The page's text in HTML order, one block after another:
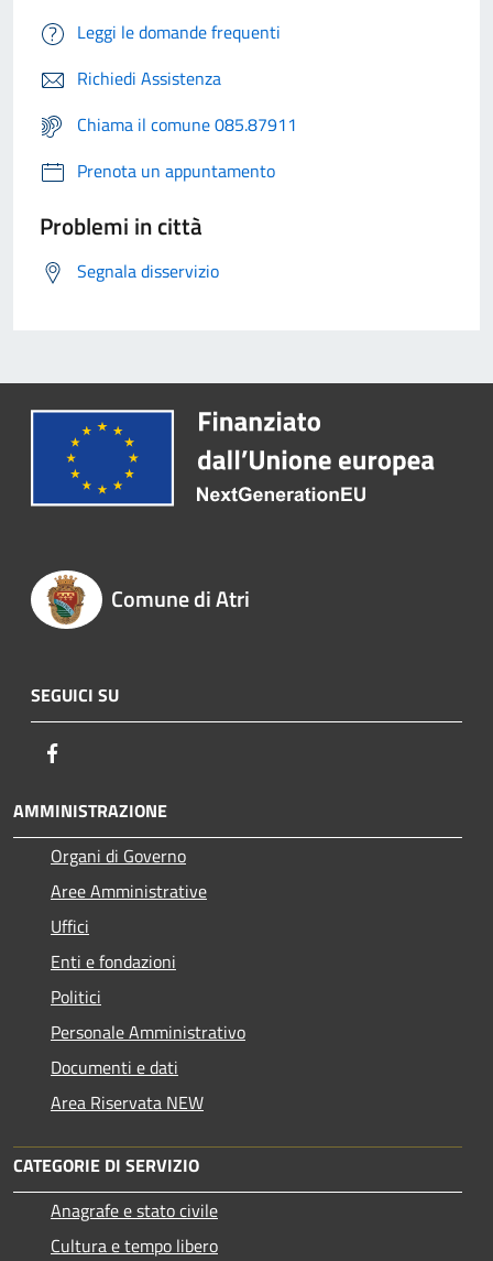
Leggi le domande frequenti
Richiedi Assistenza
Chiama il comune 085.87911
Prenota un appuntamento
Problemi in città
Segnala disservizio
Comune di Atri
SEGUICI SU
AMMINISTRAZIONE
Organi di Governo
Aree Amministrative
Uffici
Enti e fondazioni
Politici
Personale Amministrativo
Documenti e dati
Area Riservata NEW
CATEGORIE DI SERVIZIO
Anagrafe e stato civile
Cultura e tempo libero